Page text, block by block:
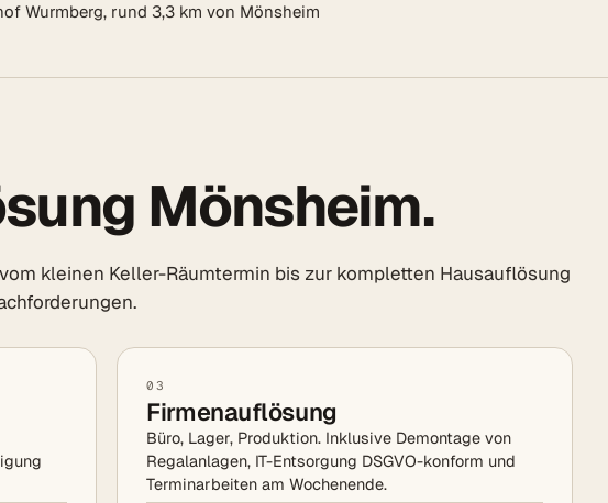
Wurmberg, rund 3,3 km von Mönsheim
Mönsheim.
kleinen Keller-Räumtermin bis zur kompletten Hausauflösung
03
Firmenauflösung
Büro, Lager, Produktion. Inklusive Demontage von
Regalanlagen, IT-Entsorgung DSGVO-konform und
Terminarbeiten am Wochenende.